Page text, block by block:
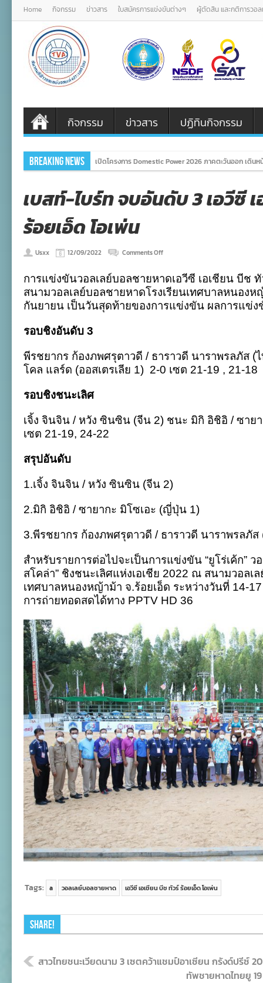
Home กิจกรรม ข่าวสาร ใบสมัครการแข่งขันต่างๆ ผู้ตัดสิน และกติการวอ
กิจกรรม ข่าวสาร ปฏิทินกิจกรรม
Breaking News เปิดโครงการ Domestic Power 2026 ภาคตะวันออก เดิ
เบสท์-ไบร์ท จบอันดับ 3 เอวีซี
ร้อยเอ็ด โอเพ่น
Usxx 12/09/2022 Comments Offon
ไบร์ท
จบ
อันดับ
3
น
บีช
ทัวร์
การแข่งขันวอลเลย์บอลชายหาดเอวีซี เอเชียน บีช
สนามวอลเลย์บอลชายหาดโรงเรียนเทศบาลหนองห
กันยายน เป็นวันสุดท้ายของการแข่งขัน ผลการแข่
รอบชิงอันดับ 3
พีรชยากร ก้องภพศรุตาวดี / ธาราวดี นาราพรลภัส (
โคล แลร์ด (ออสเตรเลีย 1) 2-0 เซต 21-19 , 21-18
รอบชิงชนะเลิศ
เจิ้ง จินจิน / หวัง ซินซิน (จีน 2) ชนะ มิกิ อิชิอิ / ซาย
เซต 21-19, 24-22
สรุปอันดับ
1.เจิ้ง จินจิน / หวัง ซินซิน (จีน 2)
2.มิกิ อิชิอิ / ซายากะ มิโซเอะ (ญี่ปุ่น 1)
3.พีรชยากร ก้องภพศรุตาวดี / ธาราวดี นาราพรลภัส
สำหรับรายการต่อไปจะเป็นการแข่งขัน “ยูโร่เค้ก” ว
สโคล่า” ชิงชนะเลิศแห่งเอเชีย 2022 ณ สนามวอลเ
เทศบาลหนองหญ้าม้า จ.ร้อยเอ็ด ระหว่างวันที่ 14-
การถ่ายทอดสดได้ทาง PPTV HD 36
Tags: a วอลเลย์บอลชายหาด เอวีซี เอเชียน บีช ทัวร์ ร้อยเอ็ด โอเพ่น
Share!
สาวไทยชนะเวียดนาม 3 เซตคว้าแชมป์อาเซียน กรังด์ปรีซ์
ทัพชายหาดไทยยู